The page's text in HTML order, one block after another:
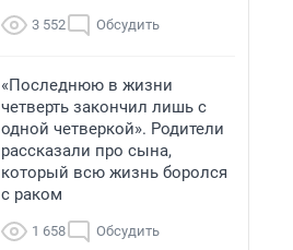
3 552 Обсудить
«Последнюю в жизни
четверть закончил лишь с
одной четверкой». Родители
рассказали про сына,
который всю жизнь боролся
с раком
1 658 Обсудить